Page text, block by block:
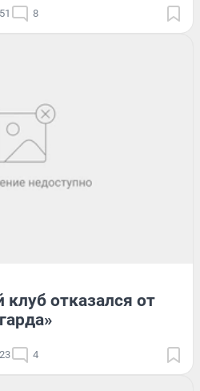
8
отказался от
4